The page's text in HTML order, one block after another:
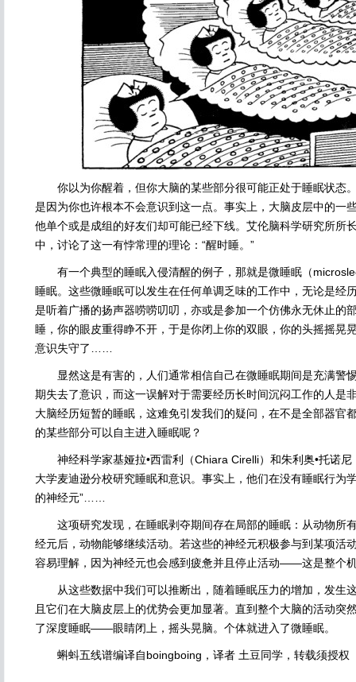
你以为你醒着，但你大脑的某些部分很可能正处于睡眠状态
是因为你也许根本不会意识到这一点。事实上，大脑皮层中的一
他单个或是成组的好友们却可能已经下线。艾伦脑科学研究所所
中，讨论了这一有悖常理的理论：“醒时睡。”
有一个典型的睡眠入侵清醒的例子，那就是微睡眠（
睡眠。这些微睡眠可以发生在任何单调乏味的工作中，无论是经
是听着广播的扬声器唠唠叨叨，亦或是参加一个仿佛永无休止的
睡，你的眼皮重得睁不开，于是你闭上你的双眼，你的头摇摇晃
意识失守了……
显然这是有害的，人们通常相信自己在微睡眠期间是充满警
期失去了意识，而这一误解对于需要经历长时间沉闷工作的人是
大脑经历短暂的睡眠，这难免引发我们的疑问，在不是全部器官
的某些部分可以自主进入睡眠呢？
神经科学家基娅拉•西雷利（Chiara Cirelli）和朱利奥•托诺尼
大学麦迪逊分校研究睡眠和意识。事实上，他们在没有睡眠行为
的神经元”……
这项研究发现，在睡眠剥夺期间存在局部的睡眠：从动物所有
经元后，动物能够继续活动。若这些的神经元积极参与到某项活
容易理解，因为神经元也会感到疲惫并且停止活动——这是整个
从这些数据中我们可以推断出，随着睡眠压力的增加，发生这
且它们在大脑皮层上的优势会更加显著。直到整个大脑的活动突
了深度睡眠——眼睛闭上，摇头晃脑。个体就进入了微睡眠。
蝌蚪五线谱编译自boingboing，译者 土豆同学，转载须授权